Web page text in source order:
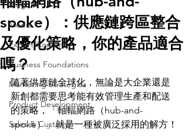
Blog
Media
Expert Corner
Business Foundations
Marketing Strategies
Product Development
Sales & Customer
spoke）：供應鏈跨區整合
及優化策略，你的產品適合
嗎？
隨著供應鏈全球化，無論是大企業還是
新創都需要思考能有效管理生產和配送
的策略，「軸輻網路（hub-and-
spoke）」就是一種被廣泛採用的解方！